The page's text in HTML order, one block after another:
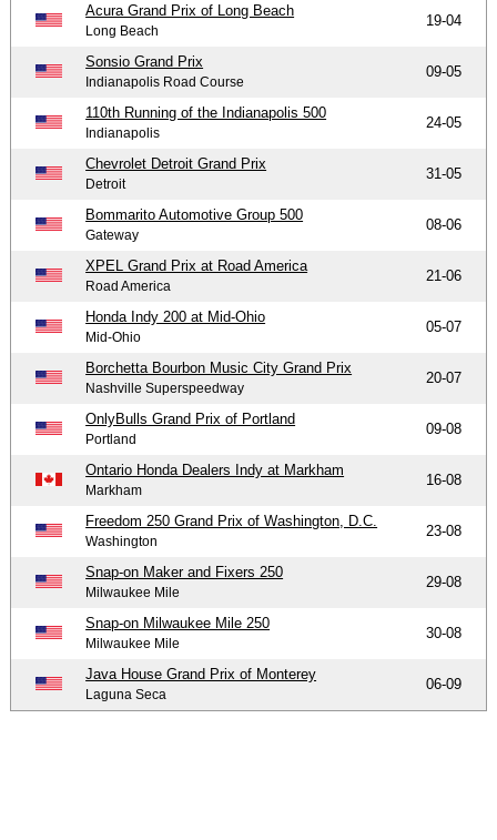
Acura Grand Prix of Long Beach
Long Beach
19-04
Sonsio Grand Prix
Indianapolis Road Course
09-05
110th Running of the Indianapolis 500
Indianapolis
24-05
Chevrolet Detroit Grand Prix
Detroit
31-05
Bommarito Automotive Group 500
Gateway
08-06
XPEL Grand Prix at Road America
Road America
21-06
Honda Indy 200 at Mid-Ohio
Mid-Ohio
05-07
Borchetta Bourbon Music City Grand Prix
Nashville Superspeedway
20-07
OnlyBulls Grand Prix of Portland
Portland
09-08
Ontario Honda Dealers Indy at Markham
Markham
16-08
Freedom 250 Grand Prix of Washington, D.C.
Washington
23-08
Snap-on Maker and Fixers 250
Milwaukee Mile
29-08
Snap-on Milwaukee Mile 250
Milwaukee Mile
30-08
Java House Grand Prix of Monterey
Laguna Seca
06-09